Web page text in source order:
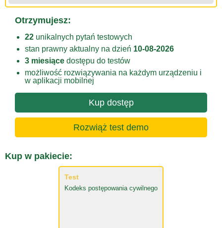
Otrzymujesz:
22 unikalnych pytań testowych
stan prawny aktualny na dzień 10-08-2026
3 miesiące dostępu do testów
możliwość rozwiązywania na każdym urządzeniu i
w aplikacji mobilnej
Kup dostęp
Rozwiąż test demo
Kup w pakiecie:
Test
Kodeks postępowania cywilnego